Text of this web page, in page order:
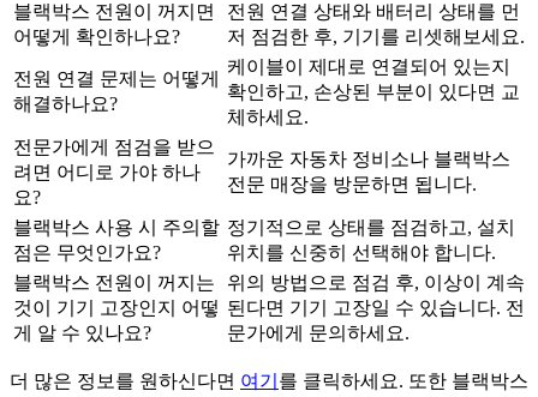
블랙박스 전원이 꺼지면
어떻게 확인하나요?
전원 연결 상태와 배터리 상태를 먼
저 점검한 후, 기기를 리셋해보세요.
전원 연결 문제는 어떻게
해결하나요?
케이블이 제대로 연결되어 있는지
확인하고, 손상된 부분이 있다면 교
체하세요.
전문가에게 점검을 받으
려면 어디로 가야 하나
요?
가까운 자동차 정비소나 블랙박스
전문 매장을 방문하면 됩니다.
블랙박스 사용 시 주의할
점은 무엇인가요?
정기적으로 상태를 점검하고, 설치
위치를 신중히 선택해야 합니다.
블랙박스 전원이 꺼지는
것이 기기 고장인지 어떻
게 알 수 있나요?
위의 방법으로 점검 후, 이상이 계속
된다면 기기 고장일 수 있습니다. 전
문가에게 문의하세요.
더 많은 정보를 원하신다면 여기 를 클릭하세요. 또한 블랙박스